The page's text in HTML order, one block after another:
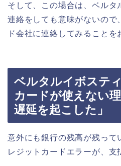
そして、この場合は、ベルタ
連絡をしても意味がないので
ド会社に連絡してみることを
ベルタルイボステ
カードが使えない
遅延を起こした」
意外にも銀行の残高が残って
レジットカードエラーが、支